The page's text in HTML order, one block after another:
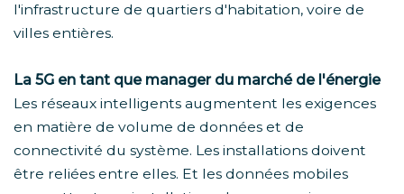
l'infrastructure de quartiers d'habitation, voire de
villes entières.
La 5G en tant que manager du marché de l'énergie
Les réseaux intelligents augmentent les exigences
en matière de volume de données et de
connectivité du système. Les installations doivent
être reliées entre elles. Et les données mobiles